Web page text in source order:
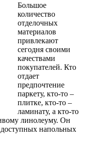
Большое
количество
отделочных
материалов
привлекают
сегодня своими
качествами
покупателей. Кто
отдает
предпочтение
паркету, кто-то –
плитке, кто-то –
ламинату, а кто-то
линолеуму. Он
напольных